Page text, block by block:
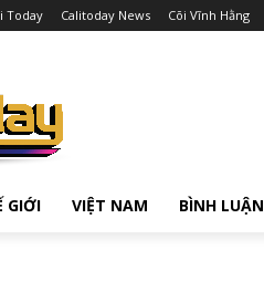
Today Calitoday News Cõi Vĩnh Hằng
GIỚI VIỆT NAM BÌNH LUẬN